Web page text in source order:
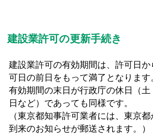
建設業許可の更新手続き
建設業許可の有効期間は、許可日
可日の前日をもって満了となります
有効期間の末日が行政庁の休日（
日など）であっても同様です。
（東京都知事許可業者には、東京
到来のお知らせが郵送されます。）